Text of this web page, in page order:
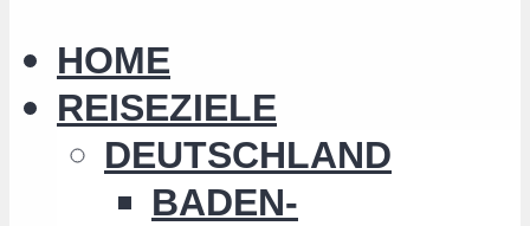
HOME
REISEZIELE
DEUTSCHLAND
BADEN-